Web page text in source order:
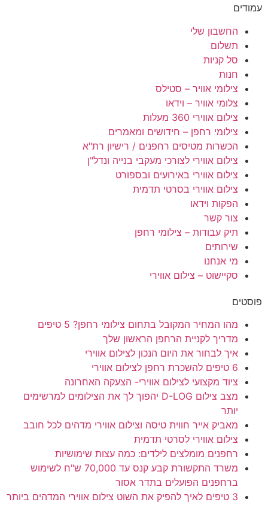
עמודים
החשבון שלי
תשלום
סל קניות
חנות
צילומי אוויר – סטילס
צלומי אוויר – וידאו
צילום אווירי 360 מעלות
צילומי רחפן – חידושים ומאמרים
הכשרות מטיסים רחפנים / רישיון רת"א
צילום אווירי לצורכי מעקבי בנייה ונדל"ן
צילום אווירי באירועים ובספורט
צילום אווירי בסרטי תדמית
הפקות וידאו
צור קשר
תיק עבודות – צילומי רחפן
שירותים
מי אנחנו
סקיישוט – צילום אווירי
פוסטים
מהו המחיר המקובל בתחום צילומי רחפן? 5 טיפים
מדריך לקניית הרחפן הראשון שלך
איך לבחור את היום הנכון לצילום אווירי
6 טיפים להשכרת רחפן לצילום אווירי
ציוד מקצועי לצילום אווירי- הצעקה האחרונה
מצב צילום D-LOG יהפוך לך את הצילומים למרשימים
יותר
מאביק אייר חווית טיסה וצילום אווירי מדהים לכל חובב
צילום אווירי לסרטי תדמית
רחפנים מומלצים לילדים: כמה עצות שימושיות
משרד התקשורת קבע קנס עד 70,000 ש"ח לשימוש
ברחפנים הפועלים בתדר אסור
3 טיפים לאיך להפיק את השוט צילום אווירי המדהים ביותר